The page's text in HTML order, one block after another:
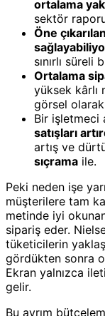
ortalama
sektör
Öne
sınırlı
Ortalama
yüksek kârlı
görsel
Bir işletmeci
satışları
artış ve
sıçrama ile.
Peki neden işe
müşterilere tam
metinde iyi
sipariş eder.
tüketicilerin
gördükten sonra
Ekran yalnızca
gelir.
Bu ayrım